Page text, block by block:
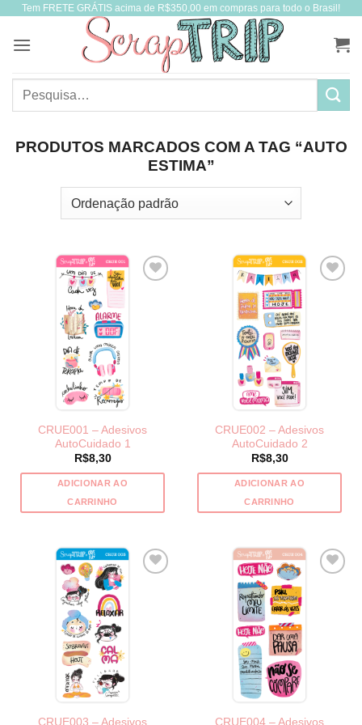
Skip
content
Tem FRETE GRÁTIS acima de R$350,00 em compras para todo o Brasil!
Pesquisar
PRODUTOS MARCADOS COM A TAG “AUTO
ESTIMA”
CRUE001 – Adesivos
AutoCuidado 1
R$8,30
ADICIONAR AO
CARRINHO
CRUE002 – Adesivos
AutoCuidado 2
R$8,30
ADICIONAR AO
CARRINHO
CRUE003 – Adesivos CRUE004 – Adesivos